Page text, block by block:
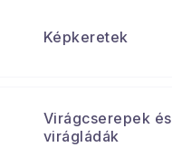
Képkeretek
Virágcserepek és
virágládák